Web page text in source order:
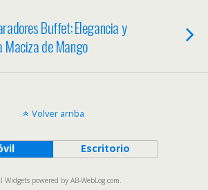
Buffet: Elegancia y
Maciza de Mango
Volver arriba
Escritorio
Widgets powered by AB-WebLog.com.